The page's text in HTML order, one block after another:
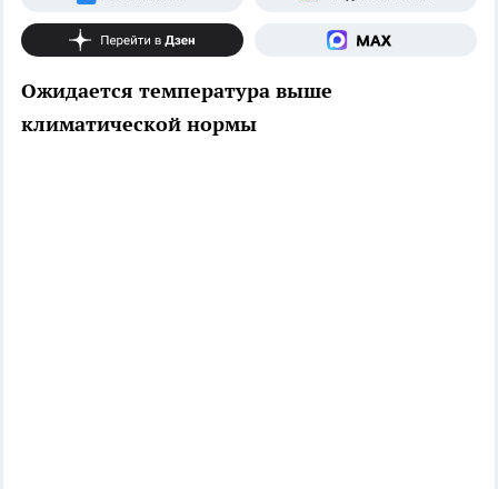
Ожидается температура выше
климатической нормы